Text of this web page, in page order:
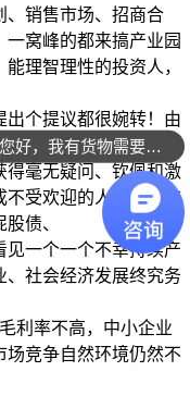
、销售市场、招商合
窝峰的都来搞产业园
理智理性的投资人，
出个提议都很婉转！由
创业人通常都是较为
得毫无疑问、钦佩和激
不受欢迎的人！见过这
债、
见一个一个不幸持续产
、社会经济发展终究务
利率不高，中小企业
场竞争自然环境仍然不
您好，我有货物需要你们的产品。